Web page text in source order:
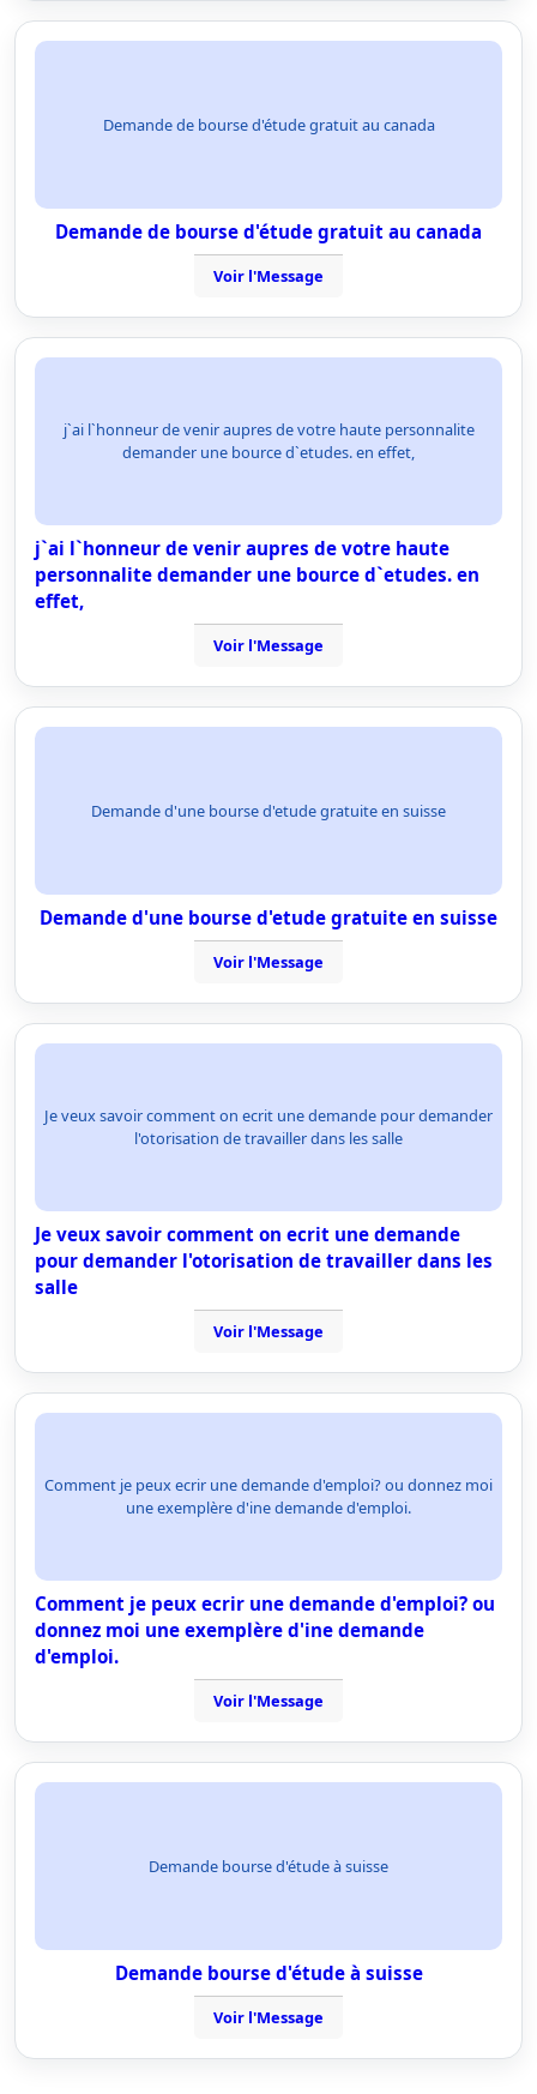
Demande de bourse d'étude gratuit au canada
Demande de bourse d'étude gratuit au canada
Voir l'Message
j`ai l`honneur de venir aupres de votre haute personnalite
demander une bource d`etudes. en effet,
j`ai l`honneur de venir aupres de votre haute
personnalite demander une bource d`etudes. en
effet,
Voir l'Message
Demande d'une bourse d'etude gratuite en suisse
Demande d'une bourse d'etude gratuite en suisse
Voir l'Message
Je veux savoir comment on ecrit une demande pour demander
l'otorisation de travailler dans les salle
Je veux savoir comment on ecrit une demande
pour demander l'otorisation de travailler dans les
salle
Voir l'Message
Comment je peux ecrir une demande d'emploi? ou donnez moi
une exemplère d'ine demande d'emploi.
Comment je peux ecrir une demande d'emploi? ou
donnez moi une exemplère d'ine demande
d'emploi.
Voir l'Message
Demande bourse d'étude à suisse
Demande bourse d'étude à suisse
Voir l'Message